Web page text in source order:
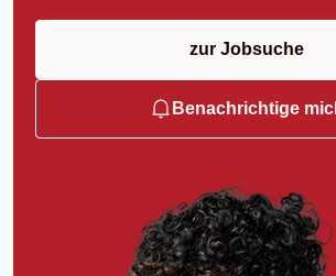
zur Jobsuche
Benachrichtige